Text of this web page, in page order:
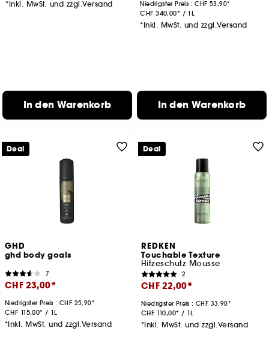
*Inkl. MwSt. und zzgl.Versand
In den Warenkorb
Niedrigster Preis :CHF 53,90
CHF 340,00 / 1L
*Inkl. MwSt. und zzgl.Versand
In den Warenkorb
GHD
ghd body goals
7
CHF 23,00
Niedrigster Preis : CHF 25,90
CHF 115,00 / 1L
*Inkl. MwSt. und zzgl.Versand
Deal
REDKEN
Touchable Texture
Hitzeschutz Mousse
2
CHF 22,00
Niedrigster Preis : CHF 33,90
CHF 110,00 / 1L
*Inkl. MwSt. und zzgl.Versand
Deal